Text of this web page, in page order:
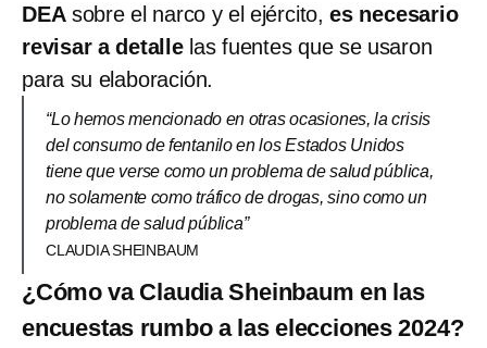
DEAsobre el narco y el ejército,es necesario
revisar a detallelas fuentes que se usaron
para su elaboración.
“Lo hemos mencionado en otras ocasiones, la crisis
del consumo de fentanilo en los Estados Unidos
tiene que verse como un problema de salud pública,
no solamente como tráfico de drogas, sino como un
problema de salud pública”
CLAUDIA SHEINBAUM
¿Cómo va Claudia Sheinbaum en las
encuestas rumbo a las elecciones 2024?